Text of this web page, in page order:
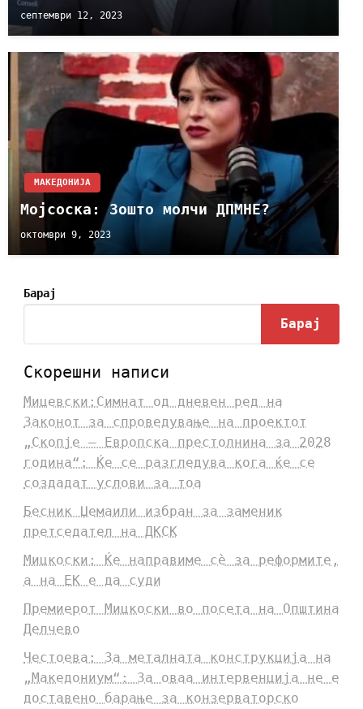
септември 12, 2023
МАКЕДОНИЈА
Мојсоска: Зошто молчи ДПМНЕ?
октомври 9, 2023
Барај
Барај
Скорешни написи
Мицевски:Симнат од дневен ред на
Законот за спроведување на проектот
„Скопје – Европска престолнина за 2028
година“: Ќе се разгледува кога ќе се
создадат услови за тоа
Бесник Џемаили избран за заменик
претседател на ДКСК
Мицкоски: Ќе направиме сè за реформите,
а на ЕК е да суди
Премиерот Мицкоски во посета на Општина
Делчево
Честоева: За металната конструкција на
„Македониум“: За оваа интервенција не е
доставено барање за конзерваторско